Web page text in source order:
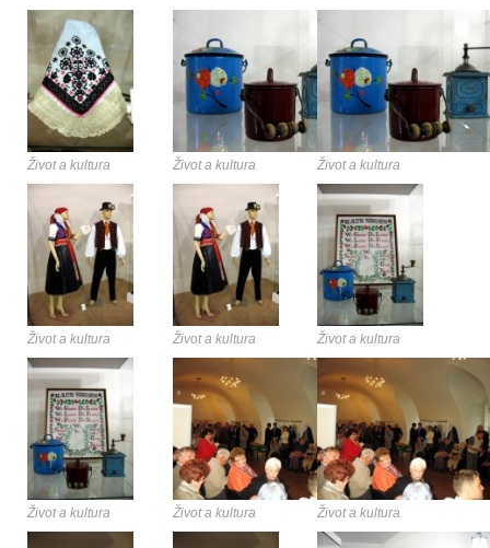
Život a kultura Život a kultura Život a kultura
Život a kultura Život a kultura Život a kultura
Život a kultura Život a kultura Život a kultura